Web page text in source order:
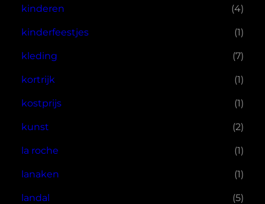
kinderen (4)
kinderfeestjes (1)
kleding (7)
kortrijk (1)
kostprijs (1)
kunst (2)
la roche (1)
lanaken (1)
landal (5)